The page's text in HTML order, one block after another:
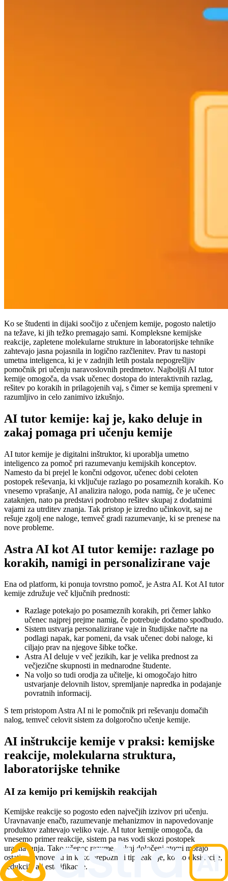
Ko se študenti in dijaki soočijo z učenjem kemije, pogosto naletijo
na težave, ki jih težko premagajo sami. Kompleksne kemijske
reakcije, zapletene molekularne strukture in laboratorijske tehnike
zahtevajo jasna pojasnila in logično razčlenitev. Prav tu nastopi
umetna inteligenca, ki je v zadnjih letih postala nepogrešljiv
pomočnik pri učenju naravoslovnih predmetov. Najboljši AI tutor
kemije omogoča, da vsak učenec dostopa do interaktivnih razlag,
rešitev po korakih in prilagojenih vaj, s čimer se kemija spremeni v
razumljivo in celo zanimivo izkušnjo.
AI tutor kemije: kaj je, kako deluje in
zakaj pomaga pri učenju kemije
AI tutor kemije je digitalni inštruktor, ki uporablja umetno
inteligenco za pomoč pri razumevanju kemijskih konceptov.
Namesto da bi prejel le končni odgovor, učenec dobi celoten
postopek reševanja, ki vključuje razlago po posameznih korakih. Ko
vnesemo vprašanje, AI analizira nalogo, poda namig, če je učenec
zataknjen, nato pa predstavi podrobno rešitev skupaj z dodatnimi
vajami za utrditev znanja. Tak pristop je izredno učinkovit, saj ne
rešuje zgolj ene naloge, temveč gradi razumevanje, ki se prenese na
nove probleme.
Astra AI kot AI tutor kemije: razlage po
korakih, namigi in personalizirane vaje
Ena od platform, ki ponuja tovrstno pomoč, je Astra AI. Kot AI tutor
kemije združuje več ključnih prednosti:
Razlage potekajo po posameznih korakih, pri čemer lahko
učenec najprej prejme namig, če potrebuje dodatno spodbudo.
Sistem ustvarja personalizirane vaje in študijske načrte na
podlagi napak, kar pomeni, da vsak učenec dobi naloge, ki
ciljajo prav na njegove šibke točke.
Astra AI deluje v več jezikih, kar je velika prednost za
večjezične skupnosti in mednarodne študente.
Na voljo so tudi orodja za učitelje, ki omogočajo hitro
ustvarjanje delovnih listov, spremljanje napredka in podajanje
povratnih informacij.
S tem pristopom Astra AI ni le pomočnik pri reševanju domačih
nalog, temveč celovit sistem za dolgoročno učenje kemije.
AI inštrukcije kemije v praksi: kemijske
reakcije, molekularna struktura,
laboratorijske tehnike
AI za kemijo pri kemijskih reakcijah
Kemijske reakcije so pogosto eden največjih izzivov pri učenju.
Uravnavanje enačb, razumevanje mehanizmov in napovedovanje
produktov zahtevajo veliko vaje. AI tutor kemije omogoča, da
vnesemo primer reakcije, sistem pa nas vodi skozi postopek
uravnavanja. Tako učenec razume, zakaj določeni atomi morajo
ostati v ravnovesju in kako prepoznati tip reakcije, kot so oksidacije,
redukcije ali esterifikacije.